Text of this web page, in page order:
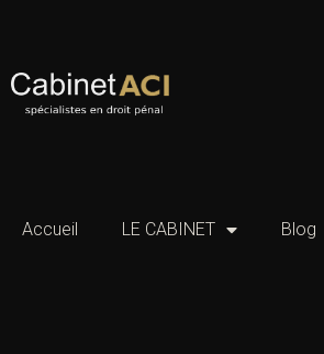
Accueil LE CABINET Blog